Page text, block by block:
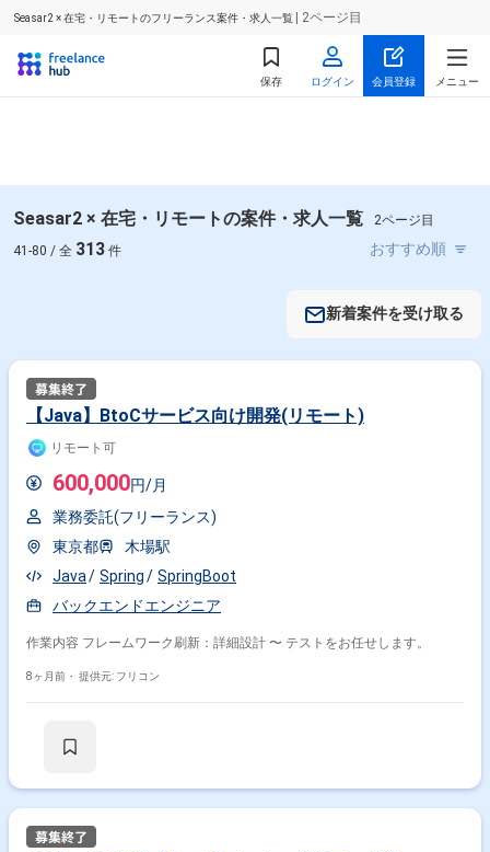
Seasar2 × 在宅・リモートのフリーランス案件・求人一覧 | 2ページ目
保存 ログイン 会員登録 メニュー
Seasar2 × 在宅・リモートの案件・求人一覧
2ページ目
41-80 / 全 313 件
新着案件を受け取る
【Java】BtoCサービス向け開発(リモート)
リモート可
600,000円/月
業務委託(フリーランス)
東京都
木場駅
Java
Spring
SpringBoot
バックエンドエンジニア
作業内容 フレームワーク刷新：詳細設計 〜 テストをお任せします。
8ヶ月前・ 提供元: フリコン